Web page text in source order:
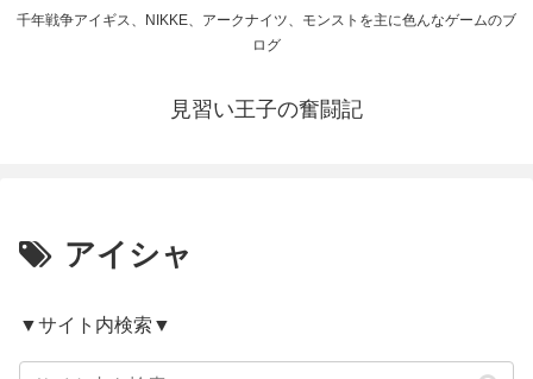
千年戦争アイギス、NIKKE、アークナイツ、モンストを主に色んなゲームのブ
ログ
見習い王子の奮闘記
アイシャ
▼サイト内検索▼